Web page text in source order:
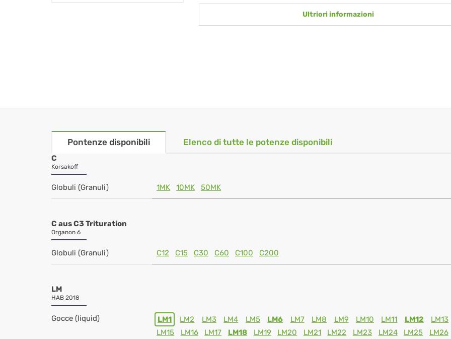
Ultriori informazioni
Pontenze disponibili Elenco di tutte le potenze disponibili
C
Korsakoff
Globuli (Granuli) 1MK 10MK 50MK
C aus C3 Trituration
Organon 6
Globuli (Granuli) C12 C15 C30 C60 C100 C200
LM
HAB 2018
Gocce (liquid) LM1 LM2 LM3 LM4 LM5 LM6 LM7 LM8 LM9 LM10 LM11 LM12 LM13
LM15
LM16 LM17 LM18 LM19 LM20 LM21 LM22 LM23 LM24 LM25 LM26